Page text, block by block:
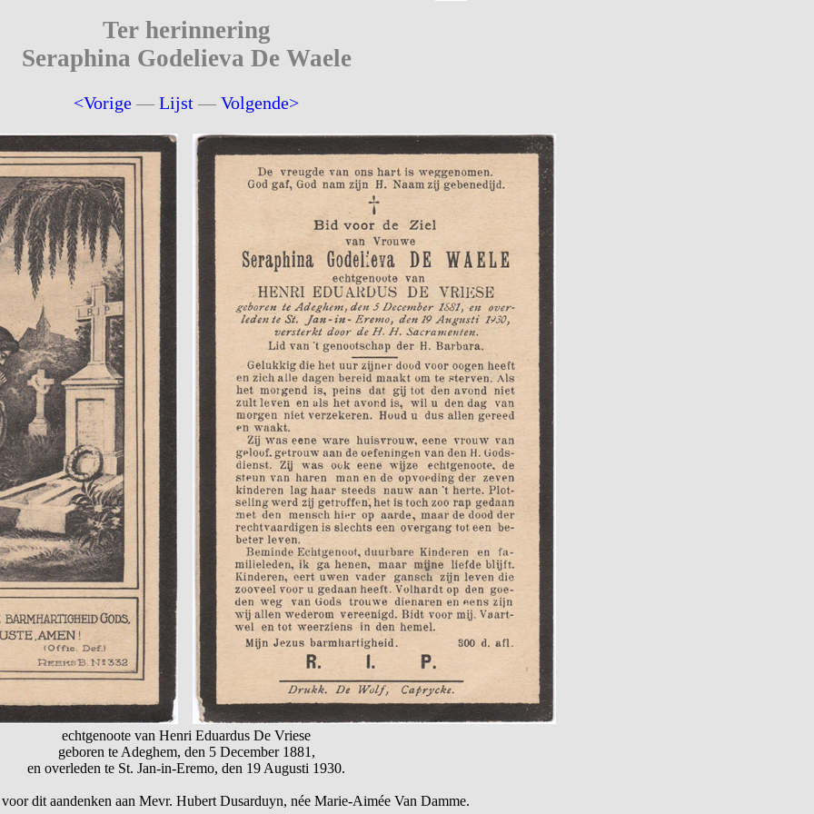
Ter herinnering
Seraphina Godelieva De Waele
<Vorige —Lijst —Volgende>
echtgenoote van Henri Eduardus De Vriese
geboren te Adeghem, den 5 December 1881,
en overleden te St. Jan-in-Eremo, den 19 Augusti 1930.
dit aandenken aan Mevr. Hubert Dusarduyn, née Marie-Aimée Van Damme.